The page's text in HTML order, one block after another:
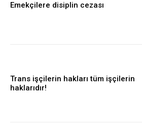
Emekçilere disiplin cezası
Trans işçilerin hakları tüm işçilerin
haklarıdır!